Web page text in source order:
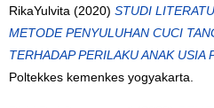
RikaYulvita (2020) STUDI
METODE PENYULUHAN CUCI
TERHADAP PERILAKU ANAK USIA
Poltekkes kemenkes yogyakarta.